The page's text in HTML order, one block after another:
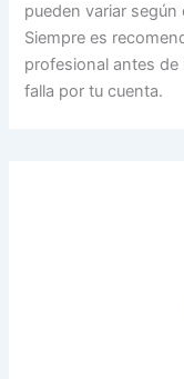
pueden variar según
Siempre es
profesional antes
falla por tu cuenta.